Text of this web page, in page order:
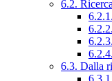
6.2.
6.3. Dalla